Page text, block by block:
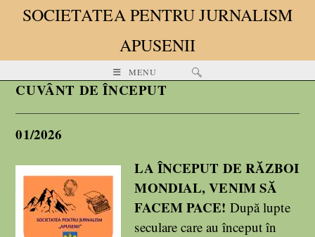
SOCIETATEA PENTRU JURNALISM
APUSENII
MENU
CUVÂNT DE ÎNCEPUT
01/2026
LA ÎNCEPUT DE RĂZBOI
MONDIAL, VENIM SĂ
FACEM PACE! După lupte
seculare care au început în